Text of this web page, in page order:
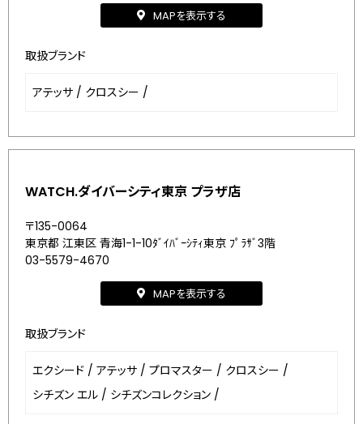
MAPを表示する
取扱ブランド
アテッサ / クロスシー /
WATCH.ダイバーシティ東京 プラザ店
〒135-0064
東京都 江東区 青海1-1-10ﾀﾞｲﾊﾞｰｼﾃｨ東京 ﾌﾟﾗｻﾞ3階
03-5579-4670
MAPを表示する
取扱ブランド
エクシード / アテッサ / プロマスター / クロスシー /
シチズン エル / シチズンコレクション /